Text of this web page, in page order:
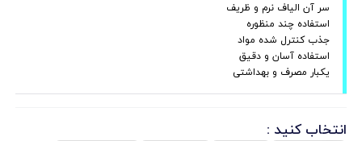
سر آن الیاف نرم و ظریف
استفاده چند منظوره
جذب کنترل شده مواد
استفاده آسان و دقیق
یکبار مصرف و بهداشتی
انتخاب کنید :